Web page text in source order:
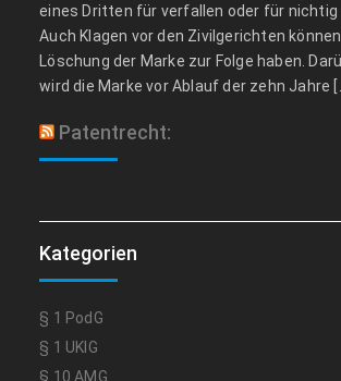
eines Dritten für verfallen oder für nichtig
Auch Klagen vor den Zivilgerichten
Löschung der Marke zur Folge haben.
wird die Marke vor Ablauf der zehn Jahre
Patentrecht:
Kategorien
§ 1 PodG
§ 1 UKlG
§ 10 AMG